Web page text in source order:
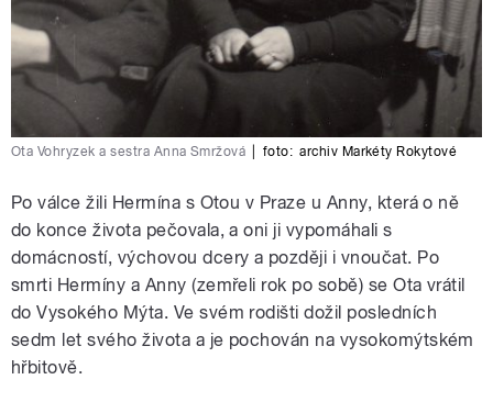
Ota Vohryzek a sestra Anna Smržová foto: archiv Markéty Rokytové
Po válce žili Hermína s Otou v Praze u Anny, která o ně
do konce života pečovala, a oni ji vypomáhali s
domácností, výchovou dcery a později i vnoučat. Po
smrti Hermíny a Anny (zemřeli rok po sobě) se Ota vrátil
do Vysokého Mýta. Ve svém rodišti dožil posledních
sedm let svého života a je pochován na vysokomýtském
hřbitově.